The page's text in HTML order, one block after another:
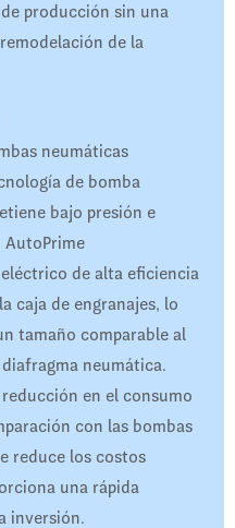
producción sin una
de la
neumáticas
de bomba
bajo presión e
de alta eficiencia
caja de engranajes, lo
tamaño comparable al
neumática.
en el consumo
con las bombas
reduce los costos
una rápida
inversión.